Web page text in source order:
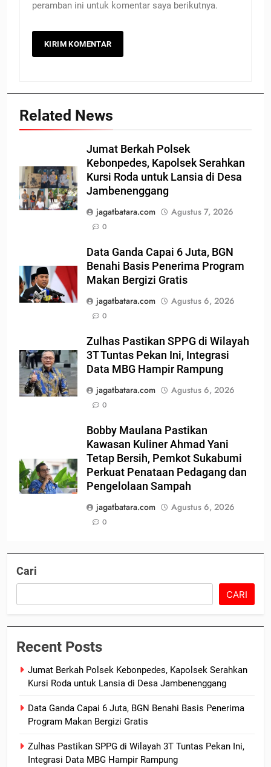
peramban ini untuk komentar saya berikutnya.
Related News
Jumat Berkah Polsek
Kebonpedes, Kapolsek Serahkan
Kursi Roda untuk Lansia di Desa
Jambenenggang
jagatbatara.com
Agustus 7, 2026
0
Data Ganda Capai 6 Juta, BGN
Benahi Basis Penerima Program
Makan Bergizi Gratis
jagatbatara.com
Agustus 6, 2026
0
Zulhas Pastikan SPPG di Wilayah
3T Tuntas Pekan Ini, Integrasi
Data MBG Hampir Rampung
jagatbatara.com
Agustus 6, 2026
0
Bobby Maulana Pastikan
Kawasan Kuliner Ahmad Yani
Tetap Bersih, Pemkot Sukabumi
Perkuat Penataan Pedagang dan
Pengelolaan Sampah
jagatbatara.com
Agustus 6, 2026
0
Cari
CARI
Recent Posts
Jumat Berkah Polsek Kebonpedes, Kapolsek Serahkan
Kursi Roda untuk Lansia di Desa Jambenenggang
Data Ganda Capai 6 Juta, BGN Benahi Basis Penerima
Program Makan Bergizi Gratis
Zulhas Pastikan SPPG di Wilayah 3T Tuntas Pekan Ini,
Integrasi Data MBG Hampir Rampung